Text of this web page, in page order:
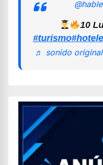
10
#turismo
♬ sonido